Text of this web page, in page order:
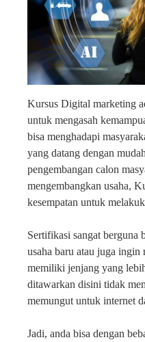
Kursus Digital marketing
untuk mengasah
bisa menghadapi
yang datang dengan
pengembangan calon
mengembangkan usaha,
kesempatan untuk
Sertifikasi sangat berguna
usaha baru atau juga ingin
memiliki jenjang yang
ditawarkan disini tidak
memungut untuk internet
Jadi, anda bisa dengan